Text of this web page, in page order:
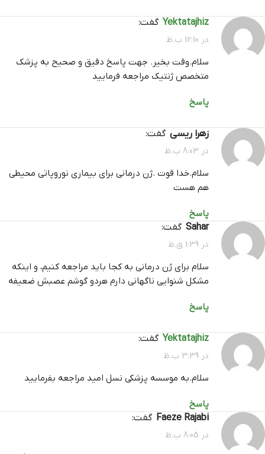
yektatajhiz گفت:
در 12:10 ب.ظ
سلام.وقت بخیر. جهت پاسخ دقیق و صحیح به پزشک
متخصص ژنتیک مراجعه فرمایید
پاسخ
زهرا ریسی گفت:
در 8:03 ب.ظ
سلام.خدا قوت .ژن درمانی برای بیماری نوروپاتی محیطی
هم هست
پاسخ
Sahar
گفت:
در 1:39 ق.ظ
سلام برای ژن درمانی به کجا باید مراجعه کنیم، و اینکه
مشکل شنوایی ناگهانی دارم هردو گوشم عصبش ضعیفه
پاسخ
yektatajhiz گفت:
در 3:39 ب.ظ
سلام.به موسسه پزشکی نسل امید مراجعه بفرمایید
پاسخ
Faeze Rajabi
گفت:
در 8:05 ب.ظ